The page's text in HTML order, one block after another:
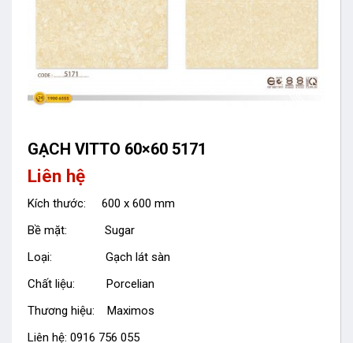
GẠCH VITTO 60×60 5171
Liên hệ
Kích thước: 600 x 600 mm
Bề mặt: Sugar
Loại: Gạch lát sàn
Chất liệu: Porcelian
Thương hiệu: Maximos
Liên hệ: 0916 756 055